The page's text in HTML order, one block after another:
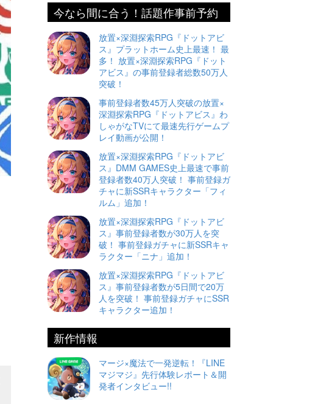
今なら間に合う！話題作事前予約
放置×深淵探索RPG『ドットアビ
ス』プラットホーム史上最速！ 最
多！ 放置×深淵探索RPG『ドット
アビス』の事前登録者総数50万人
突破！
事前登録者数45万人突破の放置×
深淵探索RPG『ドットアビス』わ
しゃがなTVにて最速先行ゲームプ
レイ動画が公開！
放置×深淵探索RPG『ドットアビ
ス』DMM GAMES史上最速で事前
登録者数40万人突破！ 事前登録ガ
チャに新SSRキャラクター「フィ
ルム」追加！
放置×深淵探索RPG『ドットアビ
ス』事前登録者数が30万人を突
破！ 事前登録ガチャに新SSRキャ
ラクター「ニナ」追加！
放置×深淵探索RPG『ドットアビ
ス』事前登録者数が5日間で20万
人を突破！ 事前登録ガチャにSSR
キャラクター追加！
新作情報
マージ×魔法で一発逆転！『LINE
マジマジ』先行体験レポート＆開
発者インタビュー!!